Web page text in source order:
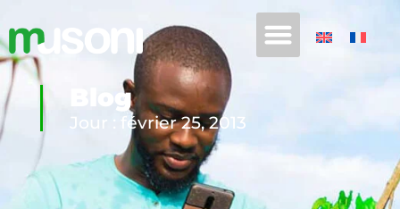
Blog
Jour : février 25, 2013